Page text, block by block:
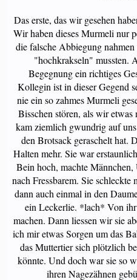
Das erste, das wir gesehen
Wir haben dieses Murmeli nur
die falsche Abbiegung
"hochkrakseln" mussten.
Begegnung ein richtiges
Kollegin ist in dieser Gegend
nie ein so zahmes Murmeli
Bisschen stören, als wir
kam ziemlich gwundrig auf
den Brotsack geraschelt hat.
Halten mehr. Sie war
Bein hoch, machte
nach Fressbarem. Sie
dann auch einmal in den
ein Leckerlie. *lach* Von
machen. Dann liessen wir sie
ich mir etwas Sorgen um das
das Muttertier sich plötzlich
könnte. Und doch war sie so
ihren Nagezähnen